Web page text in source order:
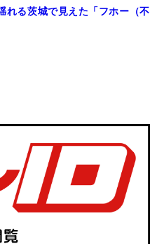
れる茨城で見えた「フホー（不